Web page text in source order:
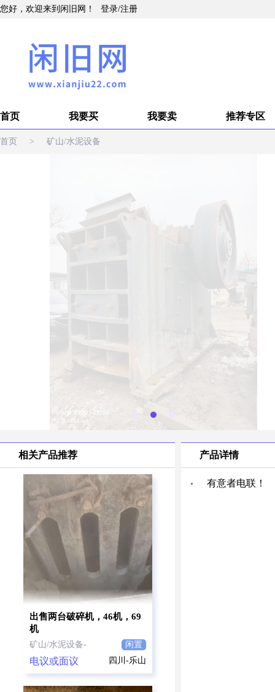
您好，欢迎来到闲旧网！ 登录/注册
首页 我要买 我要卖 推荐专区
首页 > 矿山/水泥设备
相关产品推荐
出售两台破碎机，46机，69
机
矿山/水泥设备- 闲置
电议或面议 四川-乐山
产品详情
有意者电联！